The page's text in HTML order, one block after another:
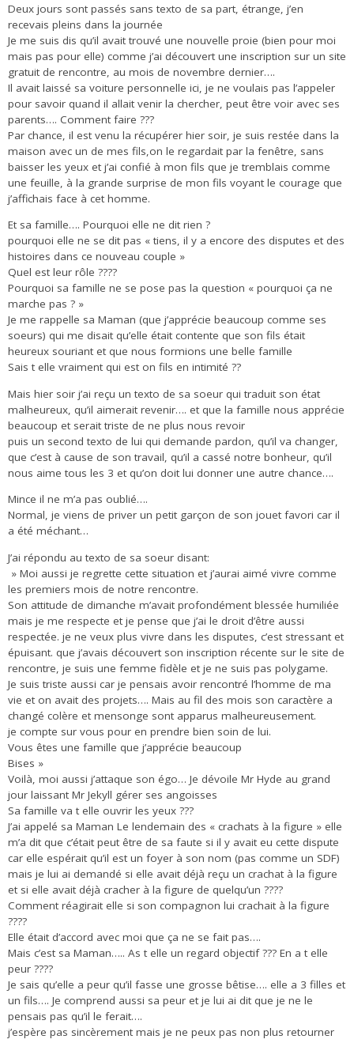
Deux jours sont passés sans texto de sa part, étrange, j’en
recevais pleins dans la journée
Je me suis dis qu’il avait trouvé une nouvelle proie (bien pour moi
mais pas pour elle) comme j’ai découvert une inscription sur un site
gratuit de rencontre, au mois de novembre dernier….
Il avait laissé sa voiture personnelle ici, je ne voulais pas l’appeler
pour savoir quand il allait venir la chercher, peut être voir avec ses
parents…. Comment faire ???
Par chance, il est venu la récupérer hier soir, je suis restée dans la
maison avec un de mes fils,on le regardait par la fenêtre, sans
baisser les yeux et j’ai confié à mon fils que je tremblais comme
une feuille, à la grande surprise de mon fils voyant le courage que
j’affichais face à cet homme.
Et sa famille…. Pourquoi elle ne dit rien ?
pourquoi elle ne se dit pas « tiens, il y a encore des disputes et des
histoires dans ce nouveau couple »
Quel est leur rôle ????
Pourquoi sa famille ne se pose pas la question « pourquoi ça ne
marche pas ? »
Je me rappelle sa Maman (que j’apprécie beaucoup comme ses
soeurs) qui me disait qu’elle était contente que son fils était
heureux souriant et que nous formions une belle famille
Sais t elle vraiment qui est on fils en intimité ??
Mais hier soir j’ai reçu un texto de sa soeur qui traduit son état
malheureux, qu’il aimerait revenir…. et que la famille nous apprécie
beaucoup et serait triste de ne plus nous revoir
puis un second texto de lui qui demande pardon, qu’il va changer,
que c’est à cause de son travail, qu’il a cassé notre bonheur, qu’il
nous aime tous les 3 et qu’on doit lui donner une autre chance….
Mince il ne m’a pas oublié….
Normal, je viens de priver un petit garçon de son jouet favori car il
a été méchant…
J’ai répondu au texto de sa soeur disant:
» Moi aussi je regrette cette situation et j’aurai aimé vivre comme
les premiers mois de notre rencontre.
Son attitude de dimanche m’avait profondément blessée humiliée
mais je me respecte et je pense que j’ai le droit d’être aussi
respectée. je ne veux plus vivre dans les disputes, c’est stressant et
épuisant. que j’avais découvert son inscription récente sur le site de
rencontre, je suis une femme fidèle et je ne suis pas polygame.
Je suis triste aussi car je pensais avoir rencontré l’homme de ma
vie et on avait des projets…. Mais au fil des mois son caractère a
changé colère et mensonge sont apparus malheureusement.
je compte sur vous pour en prendre bien soin de lui.
Vous êtes une famille que j’apprécie beaucoup
Bises »
Voilà, moi aussi j’attaque son égo… Je dévoile Mr Hyde au grand
jour laissant Mr Jekyll gérer ses angoisses
Sa famille va t elle ouvrir les yeux ???
J’ai appelé sa Maman Le lendemain des « crachats à la figure » elle
m’a dit que c’était peut être de sa faute si il y avait eu cette dispute
car elle espérait qu’il est un foyer à son nom (pas comme un SDF)
mais je lui ai demandé si elle avait déjà reçu un crachat à la figure
et si elle avait déjà cracher à la figure de quelqu’un ????
Comment réagirait elle si son compagnon lui crachait à la figure
????
Elle était d’accord avec moi que ça ne se fait pas….
Mais c’est sa Maman….. As t elle un regard objectif ??? En a t elle
peur ????
Je sais qu’elle a peur qu’il fasse une grosse bêtise…. elle a 3 filles et
un fils…. Je comprend aussi sa peur et je lui ai dit que je ne le
pensais pas qu’il le ferait….
j’espère pas sincèrement mais je ne peux pas non plus retourner